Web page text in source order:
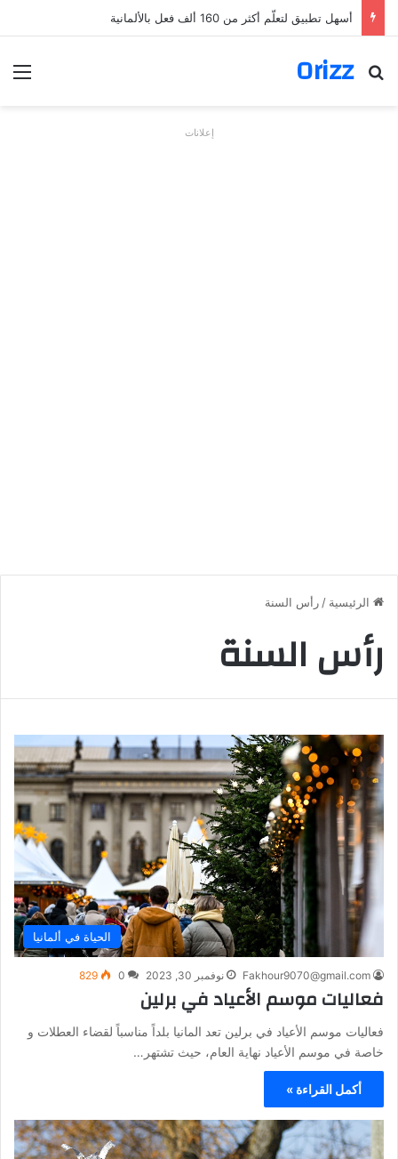
أسهل تطبيق لتعلّم أكثر من 160 ألف فعل بالألمانية
Orizz
بحث عن
إعلانات
الرئيسية / رأس السنة
رأس السنة
الحياة في ألمانيا
Fakhour9070@gmail.com نوفمبر 30, 2023 0
829
فعاليات موسم الأعياد في برلين
فعاليات موسم الأعياد في برلين تعد المانيا بلداً مناسباً لقضاء العطلات و
خاصة في موسم الأعياد نهاية العام، حيث تشتهر…
أكمل القراءة »